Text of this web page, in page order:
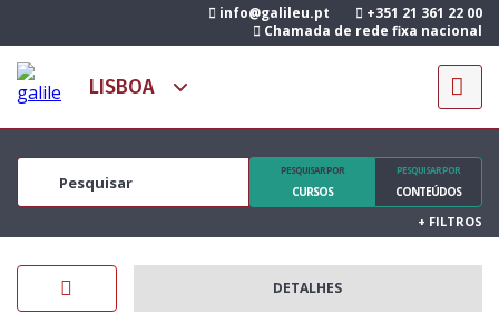
info@galileu.pt
+351 21 361 22 00
Chamada de rede fixa nacional
PESQUISAR POR
CURSOS
PESQUISAR POR
CONTEÚDOS
+ FILTROS
DETALHES